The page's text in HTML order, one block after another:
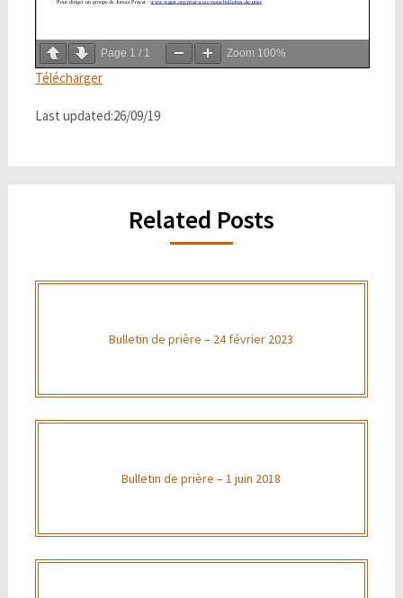
Page 1 / 1 Zoom 100%
Télécharger
Last updated:26/09/19
Related Posts
Bulletin de prière – 24 février 2023
Bulletin de prière – 1 juin 2018